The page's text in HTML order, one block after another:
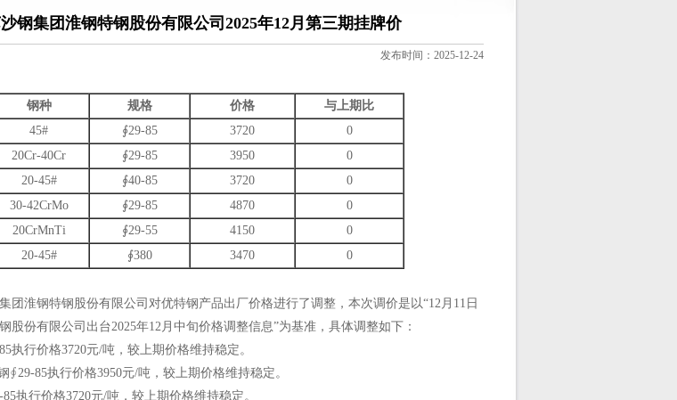
钢集团淮钢特钢股份有限公司2025年12月第三期挂牌价
发布时间：2025-12-24
钢种 规格 价格
与上期比
45# ∮29-85 3720
0
20Cr-40Cr ∮29-85 3950
0
20-45# ∮40-85 3720
0
30-42CrMo ∮29-85 4870
0
20CrMnTi ∮29-55 4150
0
20-45# ∮380 3470 0
团淮钢特钢股份有限公司对优特钢产品出厂价格进行了调整，本次调价是以“12月11日
股份有限公司出台2025年12月中旬价格调整信息”为基准，具体调整如下：
执行价格3720元/吨，较上期价格维持稳定。
∮29-85执行价格3950元/吨，较上期价格维持稳定。
执行价格3720元/吨，较上期价格维持稳定。